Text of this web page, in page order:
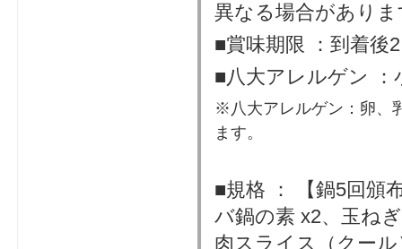
異なる場合があり
■賞味期限 ：到着後
■八大アレルゲン ：
※八大アレルゲン：卵、
ます。
■規格 ： 【鍋5回頒
バ鍋の素 x2、玉ね
肉スライス（クー